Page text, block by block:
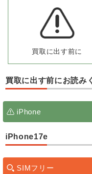
買取に出す前に
買取に出す前にお読み
iPhone
iPhone17e
SIMフリー